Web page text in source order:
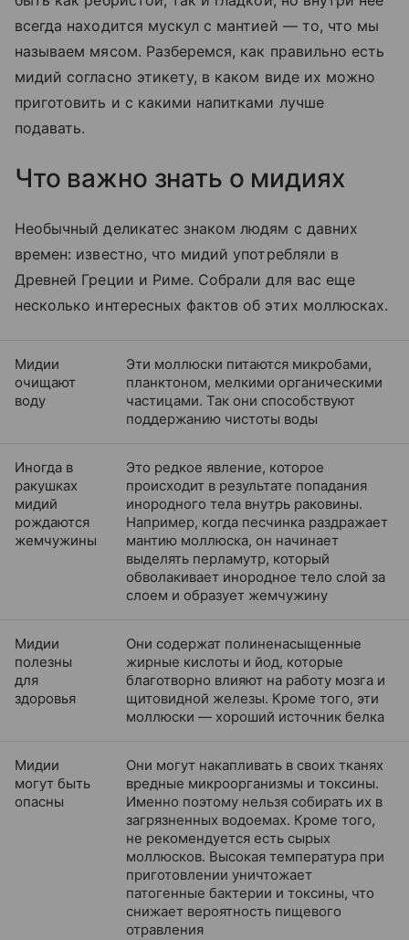
всегда находится мускул с мантией — то, что мы
называем мясом. Разберемся, как правильно есть
мидий согласно этикету, в каком виде их можно
приготовить и с какими напитками лучше
подавать.
Что важно знать о мидиях
Необычный деликатес знаком людям с давних
времен: известно, что мидий употребляли в
Древней Греции и Риме. Собрали для вас еще
несколько интересных фактов об этих моллюсках.
Мидии
очищают
воду
Эти моллюски питаются микробами,
планктоном, мелкими органическими
частицами. Так они способствуют
поддержанию чистоты воды
Иногда в
ракушках
мидий
рождаются
жемчужины
Это редкое явление, которое
происходит в результате попадания
инородного тела внутрь раковины.
Например, когда песчинка раздражает
мантию моллюска, он начинает
выделять перламутр, который
обволакивает инородное тело слой за
слоем и образует жемчужину
Мидии
полезны
для
здоровья
Они содержат полиненасыщенные
жирные кислоты и йод, которые
благотворно влияют на работу мозга и
щитовидной железы. Кроме того, эти
моллюски — хороший источник белка
Мидии
могут быть
опасны
Они могут накапливать в своих тканях
вредные микроорганизмы и токсины.
Именно поэтому нельзя собирать их в
загрязненных водоемах. Кроме того,
не рекомендуется есть сырых
моллюсков. Высокая температура при
приготовлении уничтожает
патогенные бактерии и токсины, что
снижает вероятность пищевого
отравления